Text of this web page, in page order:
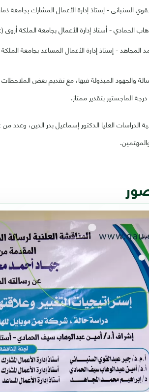
السنباني - إستاذ إدارة الأعمال المشارك بجامعة
الحمادي - أستاذ إدارة الأعمال بجامعة الملكة
المجاهد - إستاذ إدارة الأعمال المساعد بجامعة
والجهود المبذولة فيها، مع تقديم بعض
الماجستير بتقدير ممتاز.
العليا الدكتور إسماعيل بدر الدين، وعدد